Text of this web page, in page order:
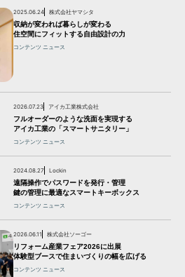
2025.06.24 株式会社ヤマシタ
収納が変われば暮らしが変わる
住空間にフィットする自由設計の力
コンテンツ ニュース
2026.07.23 アイカ工業株式会社
フルオーダーのような洗面を実現する
アイカ工業の「スマートサニタリー」
コンテンツ ニュース
2024.08.27 Lockin
遠隔操作でパスワードを発行・管理
鍵の管理に最適なスマートキーボックス
コンテンツ ニュース
2026.06.11 株式会社ソーゴー
リフォーム産業フェア2026に出展
体験型ブースで住まいづくりの幅を広げる
コンテンツ ニュース